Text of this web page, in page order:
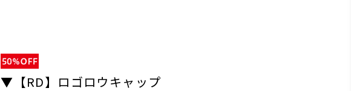
▼【RD】ロゴロウキャップ